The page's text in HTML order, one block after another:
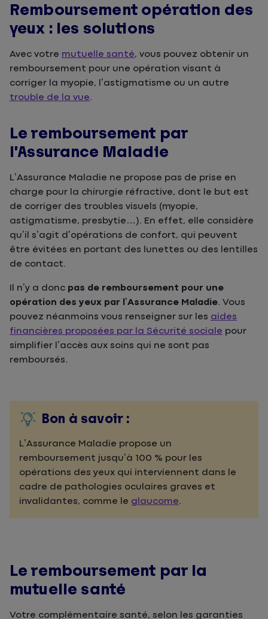
Remboursement opération des
yeux : les solutions
Avec votre mutuelle santé, vous pouvez obtenir un
remboursement pour une opération visant à
corriger la myopie, l’astigmatisme ou un autre
trouble de la vue.
Le remboursement par
l’Assurance Maladie
L’Assurance Maladie ne propose pas de prise en
charge pour la chirurgie réfractive, dont le but est
de corriger des troubles visuels (myopie,
astigmatisme, presbytie…). En effet, elle considère
qu’il s’agit d’opérations de confort, qui peuvent
être évitées en portant des lunettes ou des lentilles
de contact.
Il n’y a donc pas de remboursement pour une
opération des yeux par l’Assurance Maladie. Vous
pouvez néanmoins vous renseigner sur les aides
financières proposées par la Sécurité sociale pour
simplifier l’accès aux soins qui ne sont pas
remboursés.
Bon à savoir :
L’Assurance Maladie propose un
remboursement jusqu’à 100 % pour les
opérations des yeux qui interviennent dans le
cadre de pathologies oculaires graves et
invalidantes, comme le glaucome.
Le remboursement par la
mutuelle santé
Votre complémentaire santé, selon les garanties